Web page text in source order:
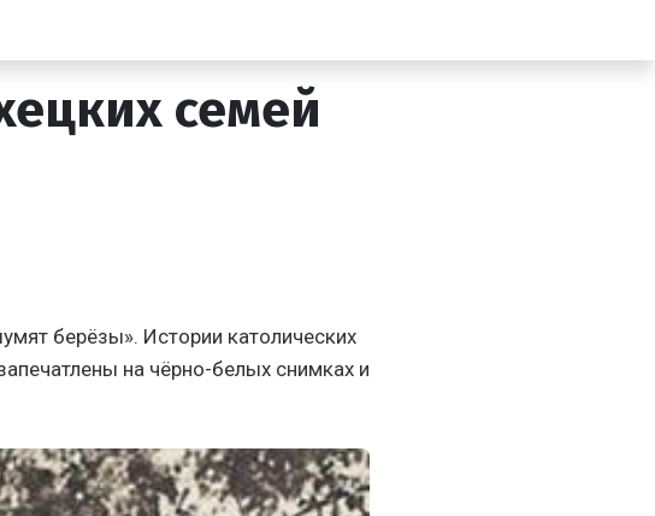
семей
берёзы». Истории католических
на чёрно-белых снимках и